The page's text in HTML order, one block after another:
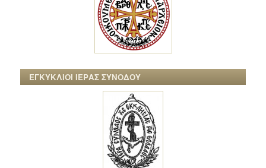
ΕΓΚΥΚΛΙΟΙ ΙΕΡΑΣ ΣΥΝΟΔΟΥ